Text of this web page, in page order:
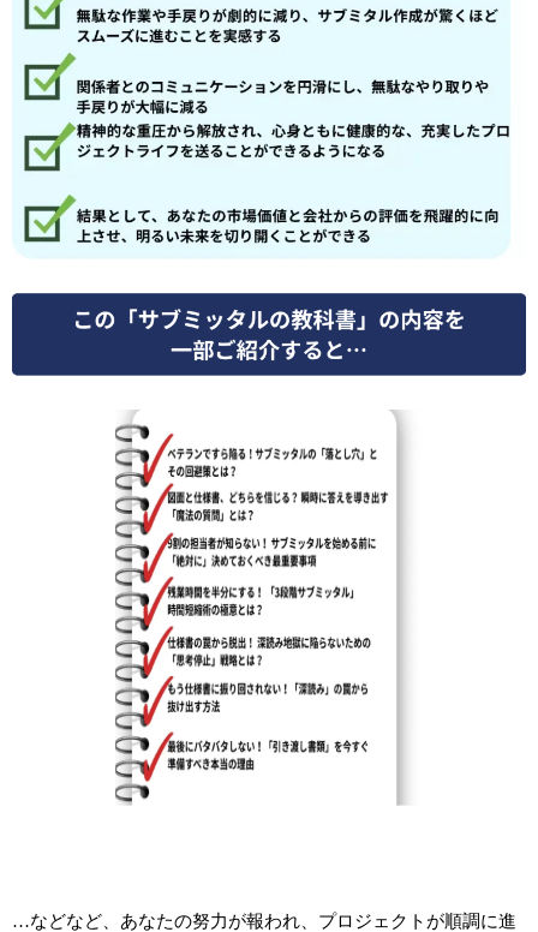
…などなど、あなたの努力が報われ、プロジェクトが順調に進